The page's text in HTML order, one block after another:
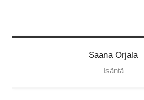
Saana Orjala
Isäntä